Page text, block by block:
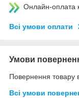
Онлайн-оплата
Всі умови оплати
Умови
Повернення товару
Всі умови